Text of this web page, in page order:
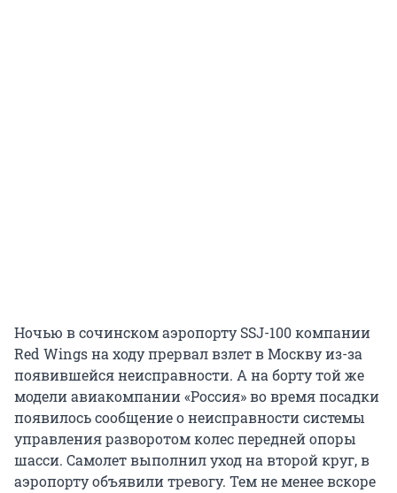
Ночью в сочинском аэропорту SSJ-100 компании
Red Wings на ходу прервал взлет в Москву из-за
появившейся неисправности. А на борту той же
модели авиакомпании «Россия» во время посадки
появилось сообщение о неисправности системы
управления разворотом колес передней опоры
шасси. Самолет выполнил уход на второй круг, в
аэропорту объявили тревогу. Тем не менее вскоре